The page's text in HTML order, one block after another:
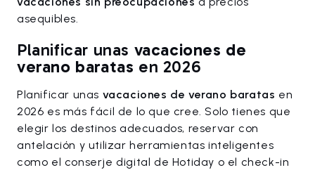
asequibles.
Planificar unas vacaciones de
verano baratas en 2026
Planificar unas vacaciones de verano baratas en
2026 es más fácil de lo que cree. Solo tienes que
elegir los destinos adecuados, reservar con
antelación y utilizar herramientas inteligentes
como el conserje digital de Hotiday o el check-in